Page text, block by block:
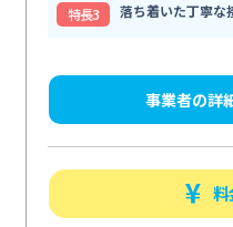
特⻑3
落ち着いた丁寧な
事業者の詳
料